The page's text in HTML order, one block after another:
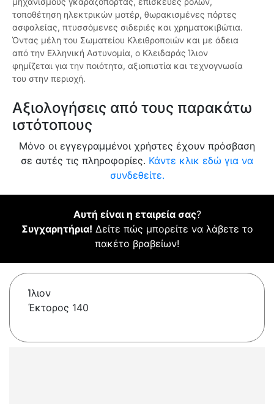
τοποθέτηση ηλεκτρικών μοτέρ, θωρακισμένες πόρτες
ασφαλείας, πτυσσόμενες σιδεριές και χρηματοκιβώτια.
Όντας μέλη του Σωματείου Κλειθροποιών και με άδεια
από την Ελληνική Αστυνομία, ο Κλειδαράς Ίλιον
φημίζεται για την ποιότητα, αξιοπιστία και τεχνογνωσία
του στην περιοχή.
Αξιολογήσεις από τους παρακάτω
ιστότοπους
Μόνο οι εγγεγραμμένοι χρήστες έχουν πρόσβαση
σε αυτές τις πληροφορίες. Κάντε κλικ εδώ για να
συνδεθείτε.
Αυτή είναι η εταιρεία σας?
Συγχαρητήρια! Δείτε πώς μπορείτε να λάβετε το
πακέτο βραβείων!
Ίλιον
Έκτορος 140